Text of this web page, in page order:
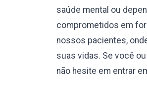
saúde mental ou
comprometidos em
nossos pacientes,
suas vidas. Se você
não hesite em entrar